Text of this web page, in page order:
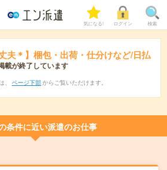
気になる! ログイン 検索
夫＊】梱包・出荷・仕分けなど/日払
載が終了しています
ページ下部 からご覧いただけます。
条件に近い派遣のお仕事